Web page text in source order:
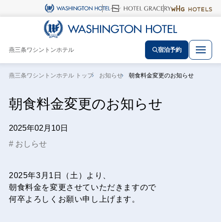
燕三条ワシントンホテル 宿泊予約
燕三条ワシントンホテル トップ お知らせ 朝食料金変更のお知らせ
朝食料金変更のお知らせ
2025年02月10日
おしらせ
2025年3月1日（土）より、
朝食料金を変更させていただきますので
何卒よろしくお願い申し上げます。